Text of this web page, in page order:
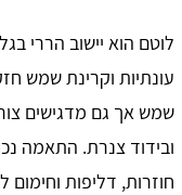
לוטם הוא יישוב הררי
עונתיות וקרינת שמש
שמש אך גם מדגישים
ובידוד צנרת. התאמה
חוזרות, דליפות וחימום